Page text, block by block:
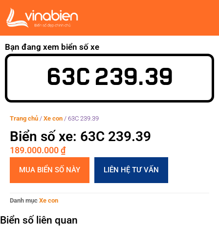
Bạn đang xem biển số xe
63C 239.39
Trang chủ / Xe con / 63C 239.39
Biển số xe: 63C 239.39
189.000.000₫
MUA BIỂN SỐ NÀY LIÊN HỆ TƯ VẤN
Danh mục Xe con
Biển số liên quan